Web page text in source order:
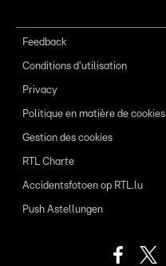
Feedback
Conditions d'utilisation
Privacy
Politique en matière de cookies
Gestion des cookies
RTL Charte
Accidentsfotoen op RTL.lu
Push Astellungen